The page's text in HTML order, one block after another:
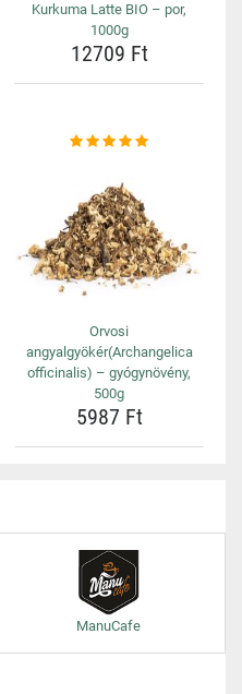
Kurkuma Latte BIO – por,
1000g
12709 Ft
Orvosi
angyalgyökér(Archangelica
officinalis) – gyógynövény,
500g
5987 Ft
ManuCafe